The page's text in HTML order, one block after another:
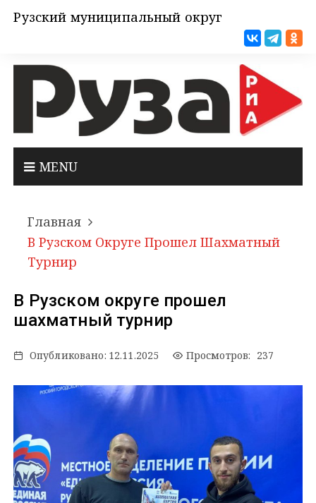
Рузский муниципальный округ
MENU
Главная
В Рузском Округе Прошел Шахматный
Турнир
В Рузском округе прошел
шахматный турнир
Опубликовано: 12.11.2025 Просмотров: 237